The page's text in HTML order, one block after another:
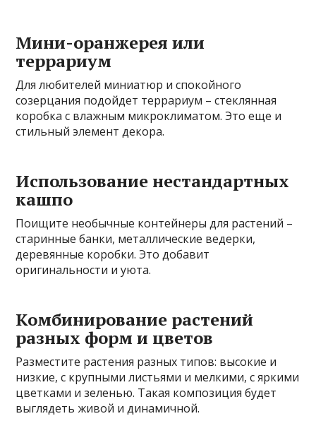
Мини-оранжерея или
террариум
Для любителей миниатюр и спокойного
созерцания подойдет террариум – стеклянная
коробка с влажным микроклиматом. Это еще и
стильный элемент декора.
Использование нестандартных
кашпо
Поищите необычные контейнеры для растений –
старинные банки, металлические ведерки,
деревянные коробки. Это добавит
оригинальности и уюта.
Комбинирование растений
разных форм и цветов
Разместите растения разных типов: высокие и
низкие, с крупными листьями и мелкими, с яркими
цветками и зеленью. Такая композиция будет
выглядеть живой и динамичной.